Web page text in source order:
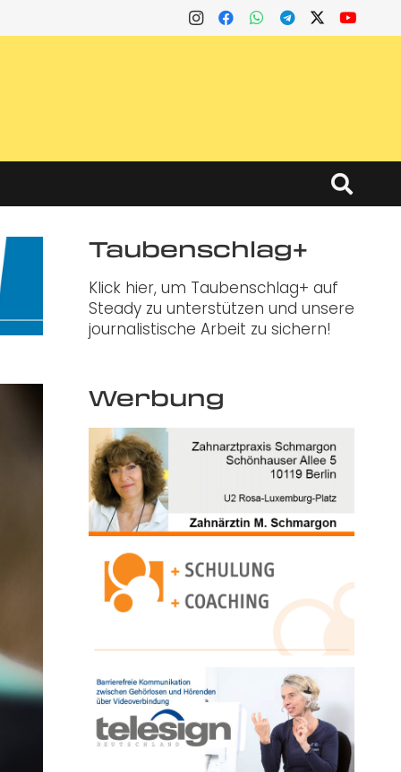
Taubenschlag+
Klick hier, um Taubenschlag+ auf
Steady zu unterstützen und unsere
journalistische Arbeit zu sichern!
Werbung